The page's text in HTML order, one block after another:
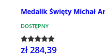
Medalik Święty Michał
DOSTĘPNY
zł 284,39